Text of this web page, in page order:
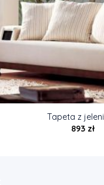
Tapeta z
893 zł